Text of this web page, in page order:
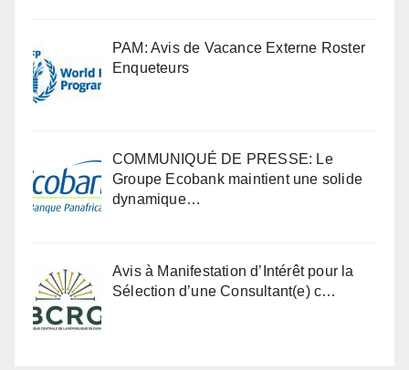
PAM: Avis de Vacance Externe Roster
Enqueteurs
COMMUNIQUÉ DE PRESSE: Le
Groupe Ecobank maintient une solide
dynamique…
Avis à Manifestation d’Intérêt pour la
Sélection d’une Consultant(e) c…